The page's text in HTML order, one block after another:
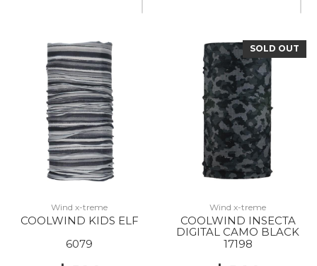
20% Off
Wind x-treme
COOLWIND KIDS ELF
6079
SOLD OUT
Wind x-treme
COOLWIND INSECTA
DIGITAL CAMO BLACK
17198